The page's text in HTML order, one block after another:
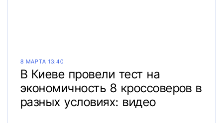
8 МАРТА 13:40
В Киеве провели тест на
экономичность 8 кроссоверов в
разных условиях: видео